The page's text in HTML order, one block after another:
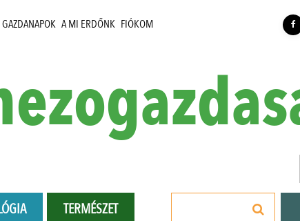
A MI ERDŐNK FIÓKOM
TERMÉSZET